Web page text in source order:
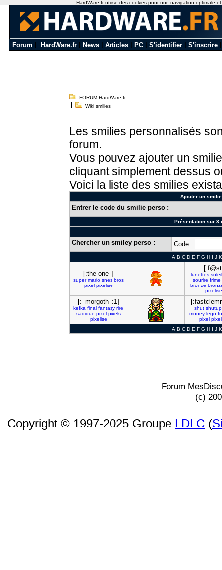
Forum HardWare.fr News Articles PC S'identifier S'inscrire
FORUM HardWare.fr
Wiki smilies
Les smilies personnalisés
forum.
Vous pouvez ajouter un
cliquant simplement dessus
Voici la liste des smilies
Ajouter un
Entrer le code du smilie perso :
Présentation sur 3
Chercher un smiley perso : Code :
A B C D E F G H I J K
[:the one_]
super mario snes bros
pixel pixelise
lunettes soleil
sourire frime
bronze
pixelise
[:_morgoth_:1]
kefka final fantasy rire
sadique pixel pixels
pixelise
shut shutup
money lego
pixel
A B C D E F G H I J K
Forum
(c)
Copyright © 1997-2025 Groupe LDLC (
HardWare.fr utilise des cookies pour une navigation optimale